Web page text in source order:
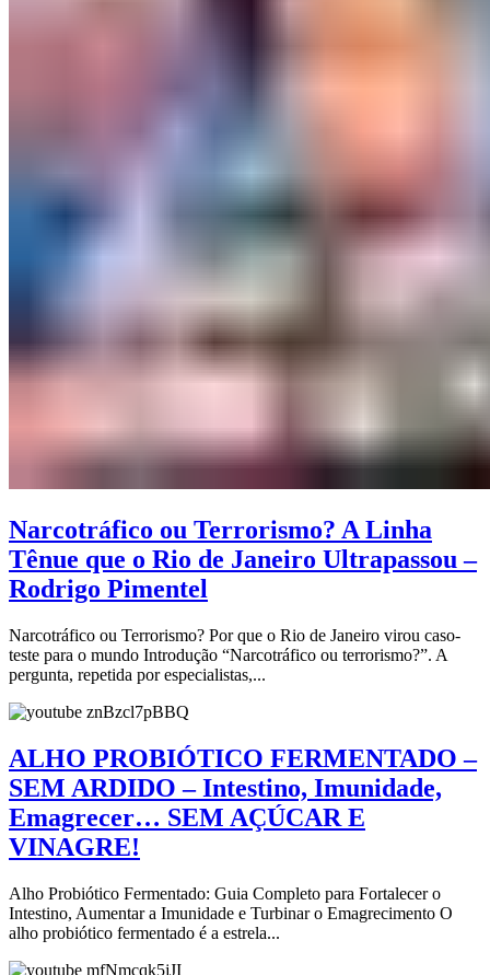
Narcotráfico ou Terrorismo? A Linha
Tênue que o Rio de Janeiro Ultrapassou –
Rodrigo Pimentel
Narcotráfico ou Terrorismo? Por que o Rio de Janeiro virou caso-
teste para o mundo Introdução “Narcotráfico ou terrorismo?”. A
pergunta, repetida por especialistas,...
ALHO PROBIÓTICO FERMENTADO –
SEM ARDIDO – Intestino, Imunidade,
Emagrecer… SEM AÇÚCAR E
VINAGRE!
Alho Probiótico Fermentado: Guia Completo para Fortalecer o
Intestino, Aumentar a Imunidade e Turbinar o Emagrecimento O
alho probiótico fermentado é a estrela...